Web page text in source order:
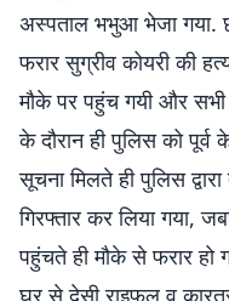
अस्पताल भभुआ भेजा गया.
फरार सुग्रीव कोयरी की
मौके पर पहुंच गयी और
के दौरान ही पुलिस को पूर्व
सूचना मिलते ही पुलिस
गिरफ्तार कर लिया गया,
पहुंचते ही मौके से फरार हो
घर से देसी राइफल व